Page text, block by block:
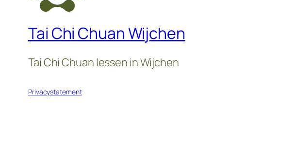
Tai Chi Chuan Wijchen
Tai Chi Chuan lessen in Wijchen
Privacystatement